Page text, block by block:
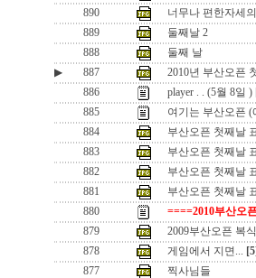
890
너무나 편한자세
889
둘째날 2
888
둘째 날
▶
887
2010년 부산오픈
886
player . . (5월 8일 )
885
여기는 부산오픈 (
884
부산오픈 첫째날
883
부산오픈 첫째날
882
부산오픈 첫째날
881
부산오픈 첫째날
880
====2010부산오
879
2009부산오픈 복
878
게임에서 지면...
877
찍사님들